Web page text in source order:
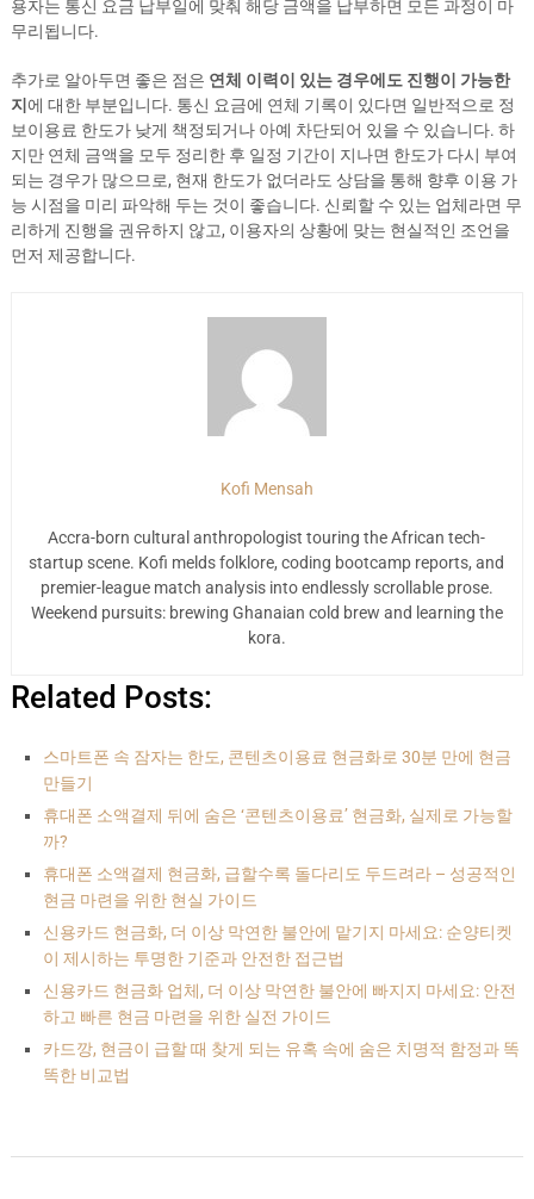
용자는 통신 요금 납부일에 맞춰 해당 금액을 납부하면 모든 과정이 마
무리됩니다.
추가로 알아두면 좋은 점은 연체 이력이 있는 경우에도 진행이 가능한
지 에 대한 부분입니다. 통신 요금에 연체 기록이 있다면 일반적으로 정
보이용료 한도가 낮게 책정되거나 아예 차단되어 있을 수 있습니다. 하
지만 연체 금액을 모두 정리한 후 일정 기간이 지나면 한도가 다시 부여
되는 경우가 많으므로, 현재 한도가 없더라도 상담을 통해 향후 이용 가
능 시점을 미리 파악해 두는 것이 좋습니다. 신뢰할 수 있는 업체라면 무
리하게 진행을 권유하지 않고, 이용자의 상황에 맞는 현실적인 조언을
먼저 제공합니다.
Kofi Mensah
Accra-born cultural anthropologist touring the African tech-
startup scene. Kofi melds folklore, coding bootcamp reports, and
premier-league match analysis into endlessly scrollable prose.
Weekend pursuits: brewing Ghanaian cold brew and learning the
kora.
Related Posts:
스마트폰 속 잠자는 한도, 콘텐츠이용료 현금화로 30분 만에 현금
만들기
휴대폰 소액결제 뒤에 숨은 ‘콘텐츠이용료’ 현금화, 실제로 가능할
까?
휴대폰 소액결제 현금화, 급할수록 돌다리도 두드려라 – 성공적인
현금 마련을 위한 현실 가이드
신용카드 현금화, 더 이상 막연한 불안에 맡기지 마세요: 순양티켓
이 제시하는 투명한 기준과 안전한 접근법
신용카드 현금화 업체, 더 이상 막연한 불안에 빠지지 마세요: 안전
하고 빠른 현금 마련을 위한 실전 가이드
카드깡, 현금이 급할 때 찾게 되는 유혹 속에 숨은 치명적 함정과 똑
똑한 비교법